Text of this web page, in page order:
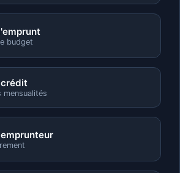
budget
crédit
mensualités